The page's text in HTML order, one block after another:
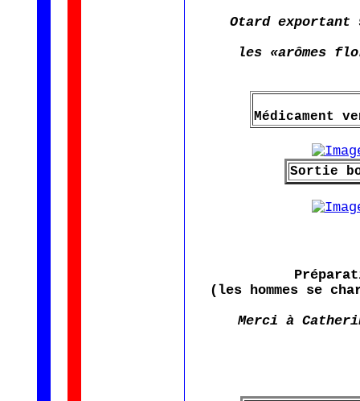
Otard exportant
les «arômes
Médicament
Sortie
(les hommes se
Merci à